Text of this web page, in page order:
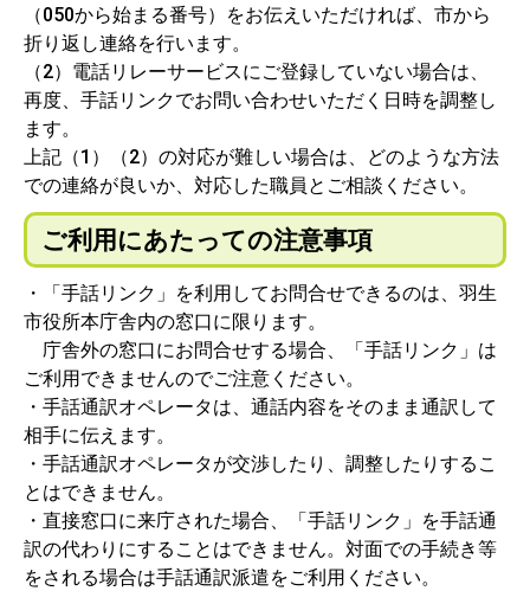
（050から始まる番号）をお伝えいただければ、市から
折り返し連絡を行います。
（2）電話リレーサービスにご登録していない場合は、
再度、手話リンクでお問い合わせいただく日時を調整し
ます。
上記（1）（2）の対応が難しい場合は、どのような方法
での連絡が良いか、対応した職員とご相談ください。
ご利用にあたっての注意事項
・「手話リンク」を利用してお問合せできるのは、羽生
市役所本庁舎内の窓口に限ります。
庁舎外の窓口にお問合せする場合、「手話リンク」は
ご利用できませんのでご注意ください。
・手話通訳オペレータは、通話内容をそのまま通訳して
相手に伝えます。
・手話通訳オペレータが交渉したり、調整したりするこ
とはできません。
・直接窓口に来庁された場合、「手話リンク」を手話通
訳の代わりにすることはできません。対面での手続き等
をされる場合は手話通訳派遣をご利用ください。